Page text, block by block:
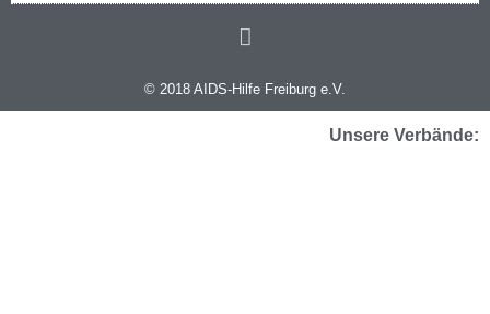
© 2018 AIDS-Hilfe Freiburg e.V.
Unsere Verbände: